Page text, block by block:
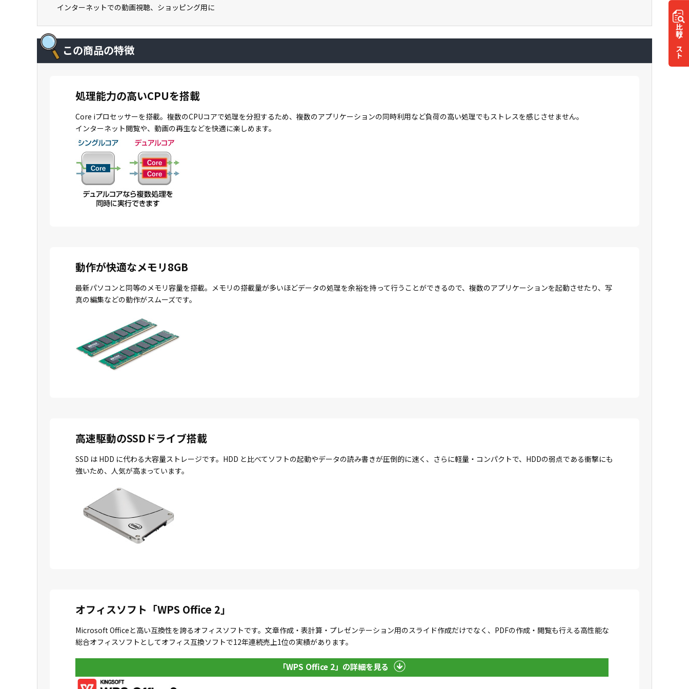
比較
リスト
インターネットでの動画視聴、ショッピング用に
この商品の特徴
処理能力の高いCPUを搭載
Core iプロセッサーを搭載。複数のCPUコアで処理を分担するため、複数のアプリケーションの同時利用など負荷の高い処理でもストレスを感じさせません。
インターネット閲覧や、動画の再生などを快適に楽しめます。
動作が快適なメモリ8GB
最新パソコンと同等のメモリ容量を搭載。メモリの搭載量が多いほどデータの処理を余裕を持って行うことができるので、複数のアプリケーションを起動させたり、写
真の編集などの動作がスムーズです。
高速駆動のSSDドライブ搭載
SSD は HDD に代わる大容量ストレージです。HDD と比べてソフトの起動やデータの読み書きが圧倒的に速く、さらに軽量・コンパクトで、HDDの弱点である衝撃にも
強いため、人気が高まっています。
オフィスソフト「WPS Office 2」
Microsoft Officeと高い互換性を誇るオフィスソフトです。文章作成・表計算・プレゼンテーション用のスライド作成だけでなく、PDFの作成・閲覧も行える高性能な
総合オフィスソフトとしてオフィス互換ソフトで12年連続売上1位の実績があります。
「WPS Office 2」の詳細を見る